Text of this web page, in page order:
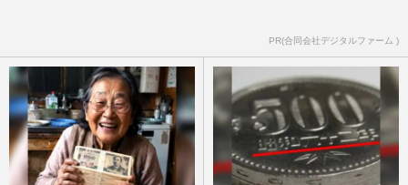
PR(合同会社デジタルファーム )